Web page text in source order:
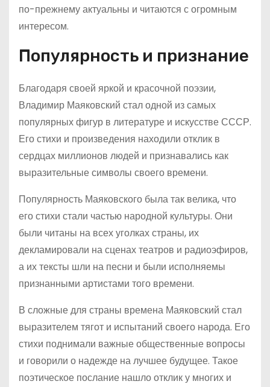
по-прежнему актуальны и читаются с огромным
интересом.
Популярность и признание
Благодаря своей яркой и красочной поэзии,
Владимир Маяковский стал одной из самых
популярных фигур в литературе и искусстве СССР.
Его стихи и произведения находили отклик в
сердцах миллионов людей и признавались как
выразительные символы своего времени.
Популярность Маяковского была так велика, что
его стихи стали частью народной культуры. Они
были читаны на всех уголках страны, их
декламировали на сценах театров и радиоэфиров,
а их тексты шли на песни и были исполняемы
признанными артистами того времени.
В сложные для страны времена Маяковский стал
выразителем тягот и испытаний своего народа. Его
стихи поднимали важные общественные вопросы
и говорили о надежде на лучшее будущее. Такое
поэтическое послание нашло отклик у многих и